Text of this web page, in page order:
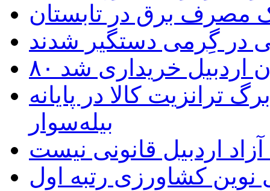
مصرف برق در تابستان
در گِرمی دستگیر شدند
اردبیل خریداری شد
کالا در پایانه
بیله‌سوار
اردبیل قانونی نیست
نوین کشاورزی رتبه اول